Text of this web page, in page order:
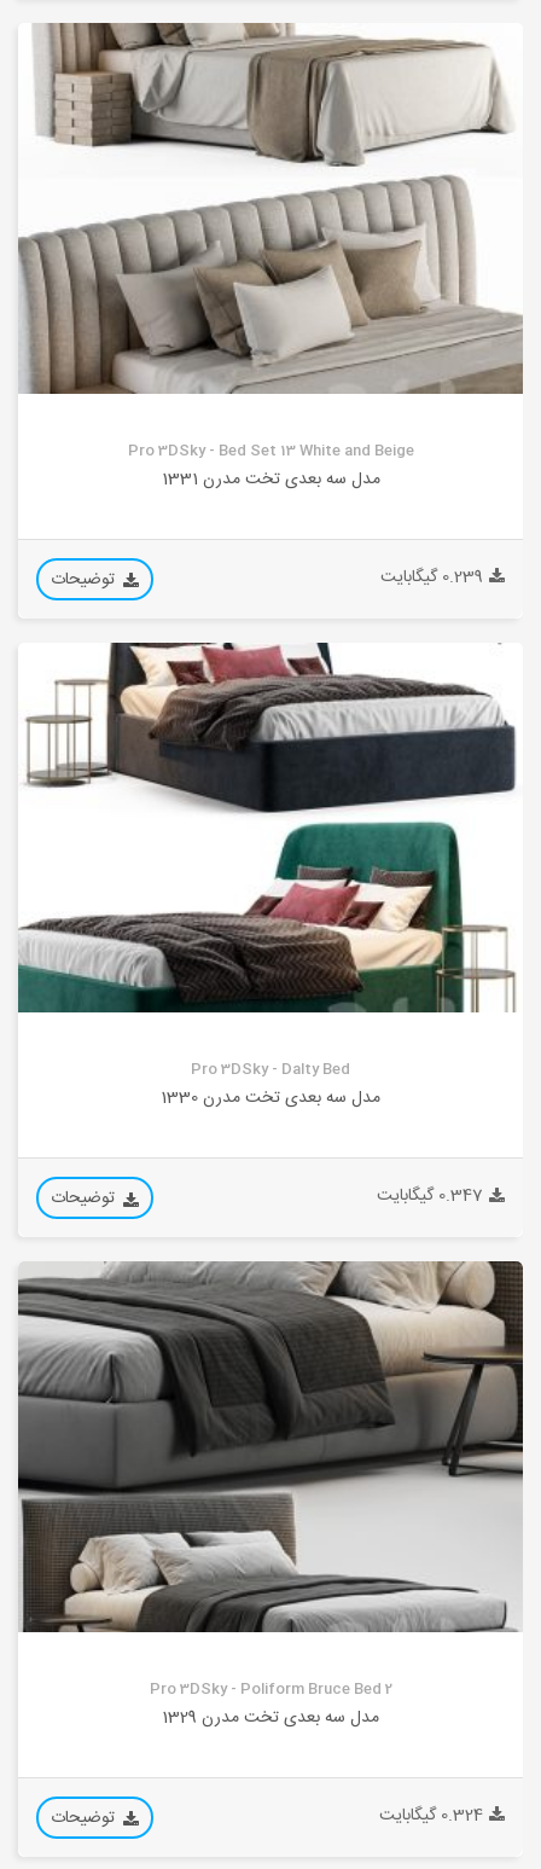
Pro 3DSky - Bed Set 13 White and Beige
مدل سه بعدی تخت مدرن 1331
0.239 گیگابایت توضیحات
Pro 3DSky - Dalty Bed
مدل سه بعدی تخت مدرن 1330
0.347 گیگابایت توضیحات
Pro 3DSky - Poliform Bruce Bed 2
مدل سه بعدی تخت مدرن 1329
0.324 گیگابایت توضیحات